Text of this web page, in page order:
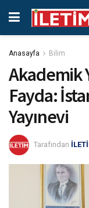
Anasayfa Bilim
Akademik
Fayda:
Yayınevi
Tarafından